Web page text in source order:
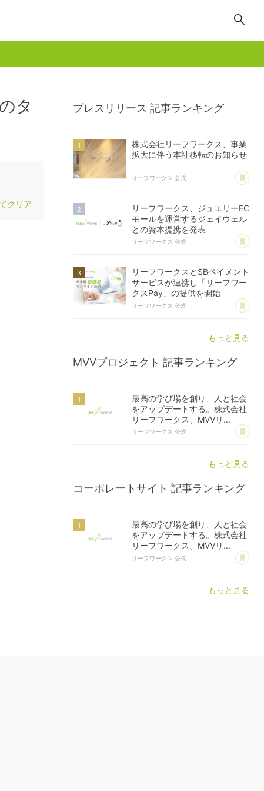
タ
クリア
プレスリリース 記事ランキング
株式会社リーフワークス、事業
拡大に伴う本社移転のお知らせ
リーフワークス 公式 あ
リーフワークス、ジュエリーEC
モールを運営するジェイウェル
との資本提携を発表
リーフワークス 公式 あ
リーフワークスとSBペイメント
サービスが連携し「リーフワー
クスPay」の提供を開始
リーフワークス 公式 あ
もっと見る
MVVプロジェクト 記事ランキング
最高の学び場を創り、人と社会
をアップデートする。株式会社
リーフワークス、MVVリ...
リーフワークス 公式 あ
もっと見る
コーポレートサイト 記事ランキング
最高の学び場を創り、人と社会
をアップデートする。株式会社
リーフワークス、MVVリ...
リーフワークス 公式 あ
もっと見る